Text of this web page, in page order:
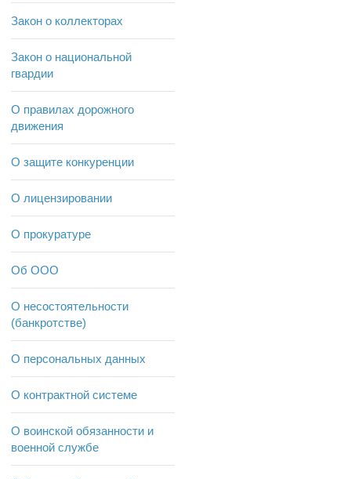
Закон о коллекторах
Закон о национальной
гвардии
О правилах дорожного
движения
О защите конкуренции
О лицензировании
О прокуратуре
Об ООО
О несостоятельности
(банкротстве)
О персональных данных
О контрактной системе
О воинской обязанности и
военной службе